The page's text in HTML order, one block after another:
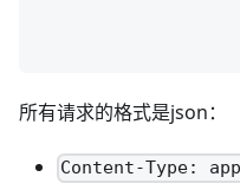
所有请求的格式是json：
Content-Type: